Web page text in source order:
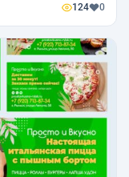
124 0